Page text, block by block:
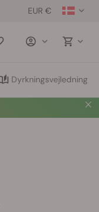
EUR €
Saved
Dyrkningsvejledning